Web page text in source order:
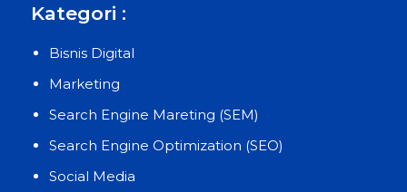
Kategori :
Bisnis Digital
Marketing
Search Engine Mareting (SEM)
Search Engine Optimization (SEO)
Social Media